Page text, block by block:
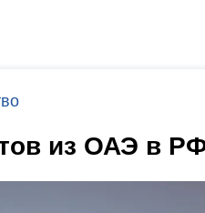
из ОАЭ в